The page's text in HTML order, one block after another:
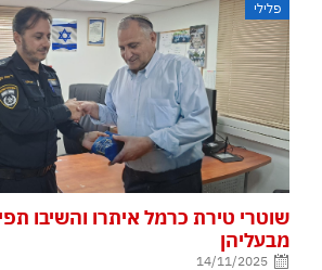
פלילי
שוטרי טירת כרמל איתרו והשיבו
מבעליהן
14/11/2025